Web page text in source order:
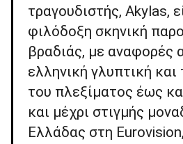
τραγουδιστής, Akylas,
φιλόδοξη σκηνική
βραδιάς, με αναφορές
ελληνική γλυπτική
του πλεξίματος έως
και μέχρι στιγμής
Ελλάδας στη